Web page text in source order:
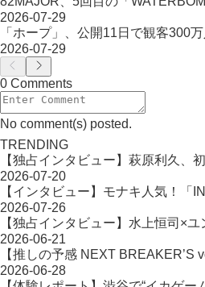
2026-07-29
「ホープ」、公開11日で観客300
2026-07-29
0 Comments
No comment(s) posted.
TRENDING
【独占インタビュー】萩原利久
2026-07-20
【インタビュー】モナキ人気！「
2026-07-26
【独占インタビュー】水上恒司×
2026-06-21
【推しの予感 NEXT
2026-06-28